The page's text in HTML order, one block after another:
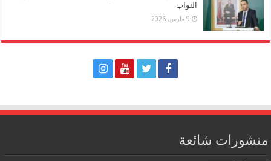
النواب
9 مارس، 2026
منشورات شائعة